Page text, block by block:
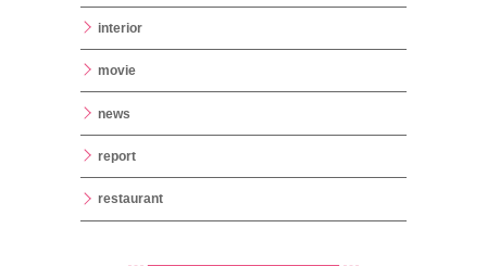
interior
movie
news
report
restaurant